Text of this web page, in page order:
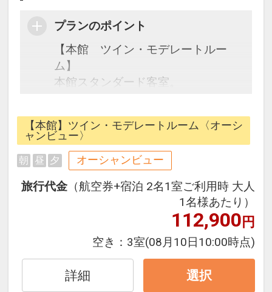
プランのポイント
【本館 ツイン・モデレートルー
ム】
本館スタンダード客室。
ことができ、沖縄ならではの色彩を
取り入れたモダンな空間が南国気分
を高めてくれます。
■朝食代としまして、添い寝の幼児
４歳～５歳（未就学児）幼児施設使
用料※おひとり/１泊あたり/￥600
円 全宿泊日 ※現地にてお支払下
【本館】ツイン・モデレートルーム〈オーシ
ャンビュー〉
朝 昼 夕 オーシャンビュー
旅行代金 （航空券+宿泊 2名1室ご利用時 大人
1名様あたり）
112,900円
空き： 3室(08月10日10:00時点)
詳細 選択